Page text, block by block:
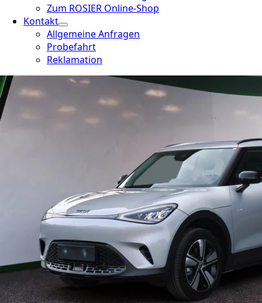
Zum ROSIER Online-Shop
Kontakt
Allgemeine Anfragen
Probefahrt
Reklamation